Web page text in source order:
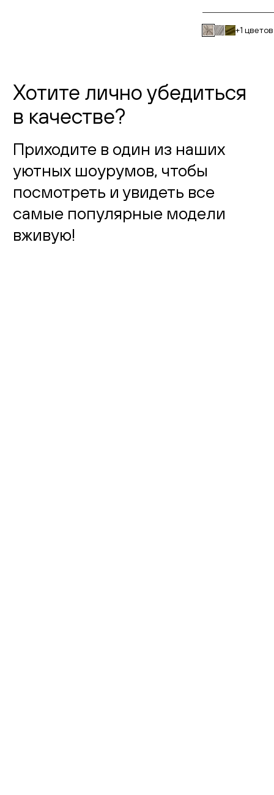
+1 цветов
Хотите лично убедиться
в качестве?
Приходите в один из наших
уютных шоурумов, чтобы
посмотреть и увидеть все
самые популярные модели
вживую!